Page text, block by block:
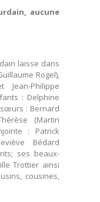
aucune
laisse dans
Rogel),
Jean-Philippe
: Delphine
: Bernard
(Martin
: Patrick
Bédard
ses beaux-
Trottier ainsi
cousines,